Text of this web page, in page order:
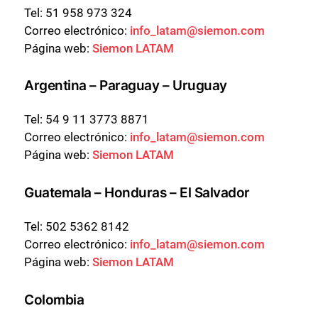
Tel: 51 958 973 324
Correo electrónico: info_latam@siemon.com
Página web: Siemon LATAM
Argentina – Paraguay – Uruguay
Tel: 54 9 11 3773 8871
Correo electrónico: info_latam@siemon.com
Página web: Siemon LATAM
Guatemala – Honduras – El Salvador
Tel: 502 5362 8142
Correo electrónico: info_latam@siemon.com
Página web: Siemon LATAM
Colombia